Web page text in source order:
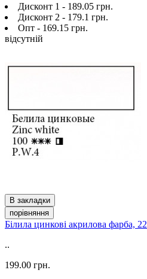
Дисконт 1 - 189.05 грн.
Дисконт 2 - 179.1 грн.
Опт - 169.15 грн.
відсутній
В закладки
порівняння
Білила цинкові акрилова фарба,
..
199.00 грн.